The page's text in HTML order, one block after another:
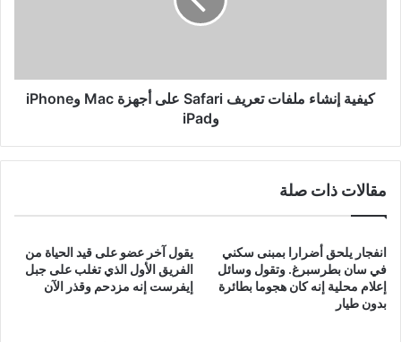
وiPhone
كيفية إنشاء ملفات تعريف Safari على أجهزة Mac وiPhone
وiPad
مقالات ذات صلة
انفجار يلحق أضرارا بمبنى سكني
في سان بطرسبرغ. وتقول وسائل
إعلام محلية إنه كان هجوما بطائرة
بدون طيار
يقول آخر عضو على قيد الحياة من
الفريق الأول الذي تغلب على جبل
إيفرست إنه مزدحم وقذر الآن